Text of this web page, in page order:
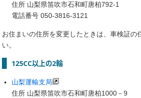
住所 山梨県笛吹市石和町唐柏792-1
電話番号 050-3816-3121
お住まいの住所を変更したときは、車検証の
い。
125CC以上の2輪
山梨運輸支局
住所 山梨県笛吹市石和町唐柏1000－9